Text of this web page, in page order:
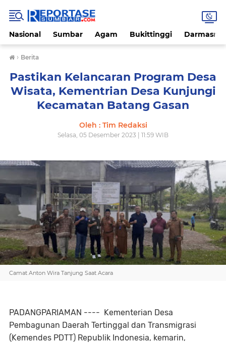
Nasional Sumbar Agam Bukittinggi
› Berita
Pastikan Kelancaran Program Desa
Wisata, Kementrian Desa Kunjungi
Kecamatan Batang Gasan
Oleh : Tim Redaksi
Selasa, 05 Desember 2023 | 11:59 WIB
Camat Anton Wira Tanjung Saat Acara
PADANGPARIAMAN ---- Kementerian Desa
Pembagunan Daerah Tertinggal dan Transmigrasi
(Kemendes PDTT) Republik Indonesia, kemarin,